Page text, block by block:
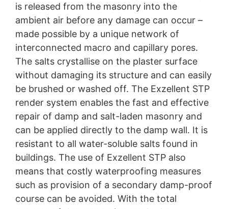
is released from the masonry into the
ambient air before any damage can occur –
made possible by a unique network of
interconnected macro and capillary pores.
The salts crystallise on the plaster surface
without damaging its structure and can easily
be brushed or washed off. The Exzellent STP
render system enables the fast and effective
repair of damp and salt-laden masonry and
can be applied directly to the damp wall. It is
resistant to all water-soluble salts found in
buildings. The use of Exzellent STP also
means that costly waterproofing measures
such as provision of a secondary damp-proof
course can be avoided. With the total